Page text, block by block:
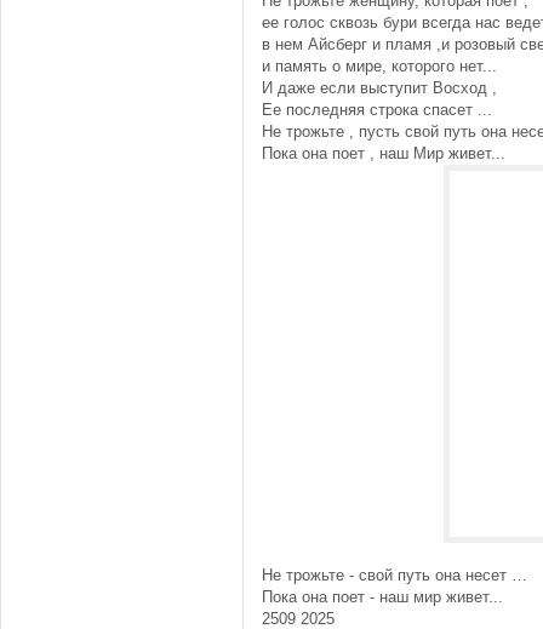
ее голос сквозь бури всегда нас
в нем Айсберг и пламя ,и розовый
и память о мире, которого нет...
И даже если выступит Восход ,
Ее последняя строка спасет ...
Не трожьте , пусть свой путь она
Пока она поет , наш Мир живет...
Не трожьте - свой путь она несет …
Пока она поет - наш мир живет...
2509 2025